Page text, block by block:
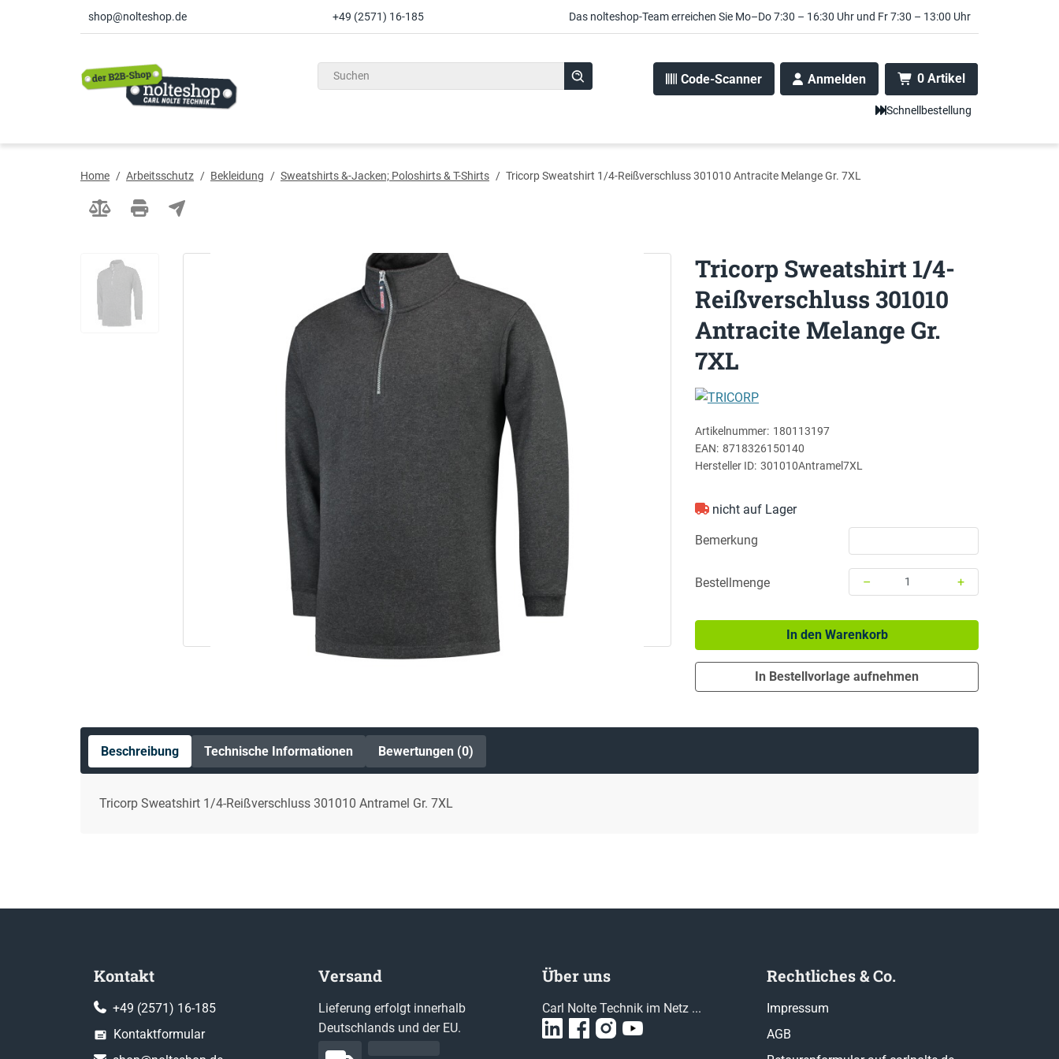
shop@nolteshop.de +49 (2571) 16-185 Das nolteshop-Team erreichen Sie Mo–Do 7:30 – 16:30 Uhr und Fr 7:30 – 13:00 Uhr
Code-Scanner Anmelden 0 Artikel
Schnellbestellung
Home / Arbeitsschutz / Bekleidung / Sweatshirts &-Jacken; Poloshirts & T-Shirts / Tricorp Sweatshirt 1/4-Reißverschluss 301010 Antracite Melange Gr. 7XL
Tricorp Sweatshirt 1/4-
Reißverschluss 301010
Antracite Melange Gr.
7XL
TRICORP
Artikelnummer: 180113197
EAN: 8718326150140
Hersteller ID: 301010Antramel7XL
nicht auf Lager
Bemerkung
Bestellmenge –
+
In den Warenkorb
In Bestellvorlage aufnehmen
Beschreibung Technische Informationen Bewertungen (0)
Tricorp Sweatshirt 1/4-Reißverschluss 301010 Antramel Gr. 7XL
Kontakt
+49 (2571) 16-185
Kontaktformular
Versand
Lieferung erfolgt innerhalb
Deutschlands und der EU.
Über uns
Carl Nolte Technik im Netz ...
Rechtliches & Co.
Impressum
AGB